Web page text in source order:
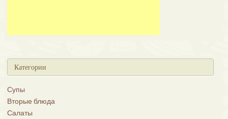
Категории
Супы
Вторые блюда
Салаты